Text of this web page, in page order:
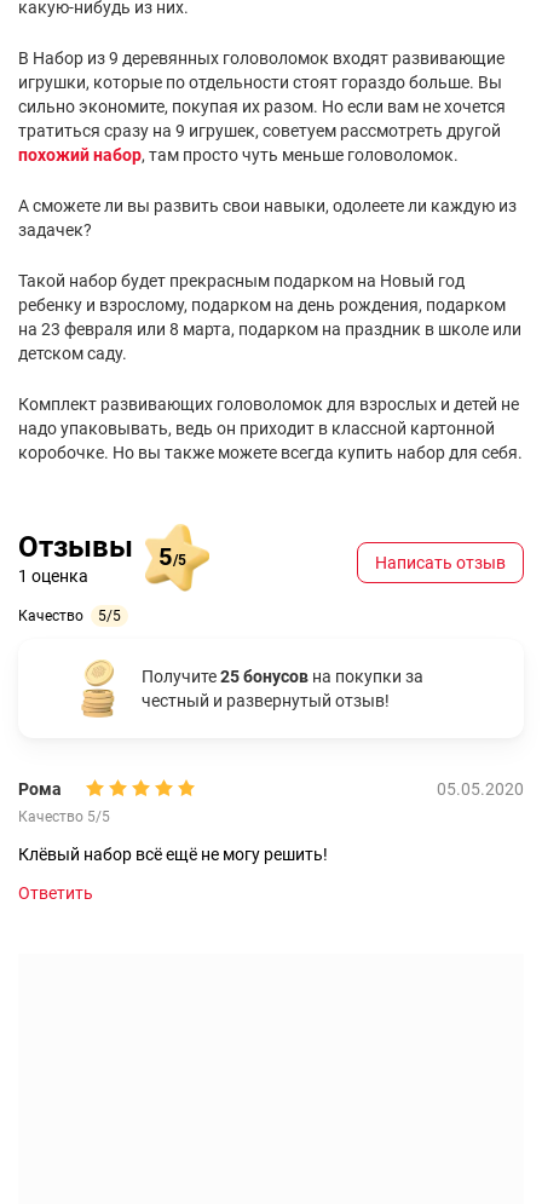
какую-нибудь из них.
В Набор из 9 деревянных головоломок входят развивающие
игрушки, которые по отдельности стоят гораздо больше. Вы
сильно экономите, покупая их разом. Но если вам не хочется
тратиться сразу на 9 игрушек, советуем рассмотреть другой
похожий набор, там просто чуть меньше головоломок.
А сможете ли вы развить свои навыки, одолеете ли каждую из
задачек?
Такой набор будет прекрасным подарком на Новый год
ребенку и взрослому, подарком на день рождения, подарком
на 23 февраля или 8 марта, подарком на праздник в школе или
детском саду.
Комплект развивающих головоломок для взрослых и детей не
надо упаковывать, ведь он приходит в классной картонной
коробочке. Но вы также можете всегда купить набор для себя.
Отзывы
1 оценка
5/5
Качество 5/5
Написать отзыв
Получите25 бонусов на покупки за
честный и развернутый отзыв!
Рома 05.05.2020
Качество 5/5
Клёвый набор всё ещё не могу решить!
Ответить